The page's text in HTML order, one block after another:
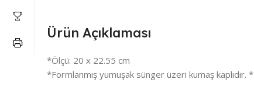
Ürün Açıklaması
*Ölçü: 20 x 22.55 cm
*Formlanmış yumuşak sünger üzeri kumaş kaplıdır.